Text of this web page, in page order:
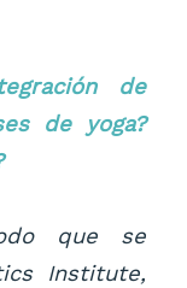
de
de yoga?
que se
Institute,